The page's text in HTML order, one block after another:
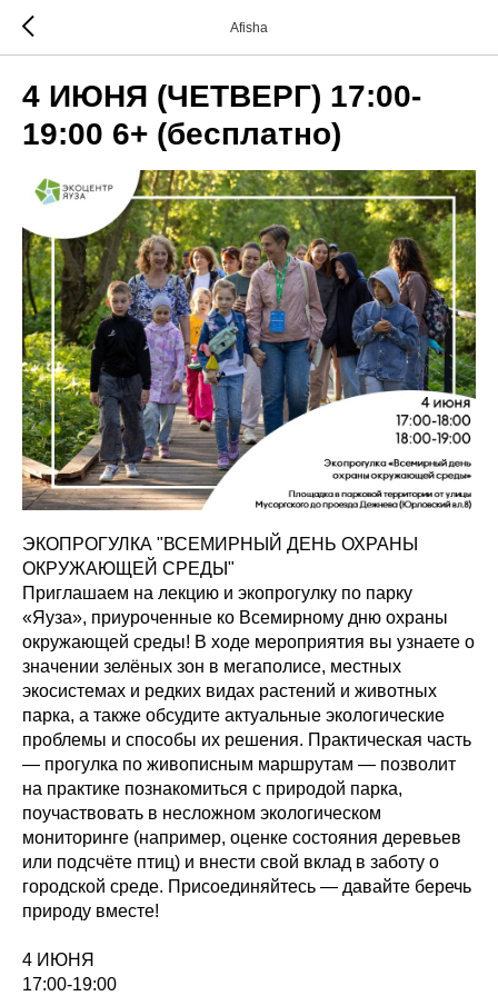
Afisha
4 ИЮНЯ (ЧЕТВЕРГ) 17:00-
19:00 6+ (бесплатно)
ЭКОПРОГУЛКА "ВСЕМИРНЫЙ ДЕНЬ ОХРАНЫ
ОКРУЖАЮЩЕЙ СРЕДЫ"
Приглашаем на лекцию и экопрогулку по парку
«Яуза», приуроченные ко Всемирному дню охраны
окружающей среды! В ходе мероприятия вы узнаете о
значении зелёных зон в мегаполисе, местных
экосистемах и редких видах растений и животных
парка, а также обсудите актуальные экологические
проблемы и способы их решения. Практическая часть
— прогулка по живописным маршрутам — позволит
на практике познакомиться с природой парка,
поучаствовать в несложном экологическом
мониторинге (например, оценке состояния деревьев
или подсчёте птиц) и внести свой вклад в заботу о
городской среде. Присоединяйтесь — давайте беречь
природу вместе!
4 ИЮНЯ
17:00-19:00